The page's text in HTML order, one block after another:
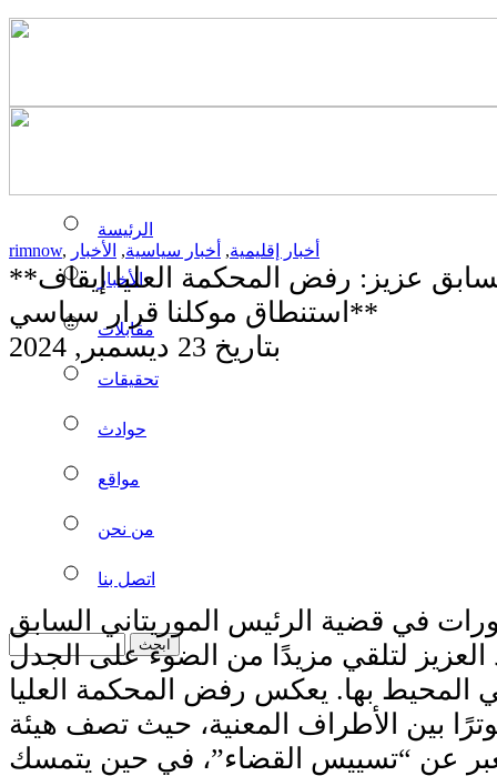
الرئيسة
الأخبار
مقابلات
تحقيقات
حوادث
مواقع
من نحن
اتصل بنا
rimnow, أخبار إقليمية, أخبار سياسية, الأخبار
**دفاع الرئيس السابق عزيز: رفض المحكمة العليا إيقاف
استنطاق موكلنا قرار سياسي**
بتاريخ 23 ديسمبر, 2024
في قضية الرئيس الموريتاني السابق
لتلقي مزيدًا من الضوء على الجدل
المحيط بها. يعكس رفض المحكمة العليا
بين الأطراف المعنية، حيث تصف هيئة
يعبر عن “تسييس القضاء”، في حين يتمسك